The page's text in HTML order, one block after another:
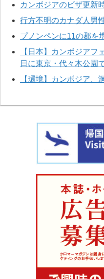
カンボジアのビザ更新
行方不明のカナダ人男
プノンペンに11の郡を
【日本】カンボジアフ
日に東京・代々木公園
【環境】カンボジア、